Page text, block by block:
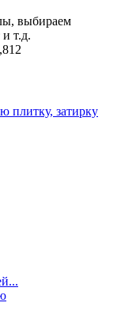
выбираем
т.д.
плитку, затирку